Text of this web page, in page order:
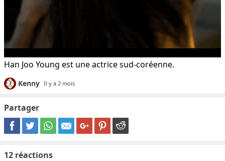
Han Joo Young est une actrice sud-coréenne.
Kenny Il y a 2 mois
Partager
12 réactions